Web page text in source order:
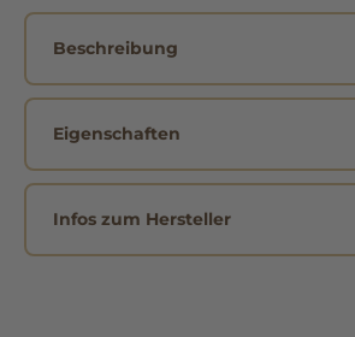
Beschreibung
Eigenschaften
Infos zum Hersteller